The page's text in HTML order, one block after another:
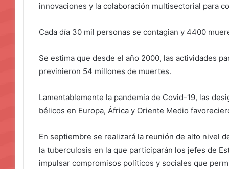
innovaciones y la colaboración multisectorial para
Cada día 30 mil personas se contagian y 4400
Se estima que desde el año 2000, las actividades
previnieron 54 millones de muertes.
Lamentablemente la pandemia de Covid-19, las
bélicos en Europa, África y Oriente Medio
En septiembre se realizará la reunión de alto nivel
la tuberculosis en la que participarán los jefes de
impulsar compromisos políticos y sociales que